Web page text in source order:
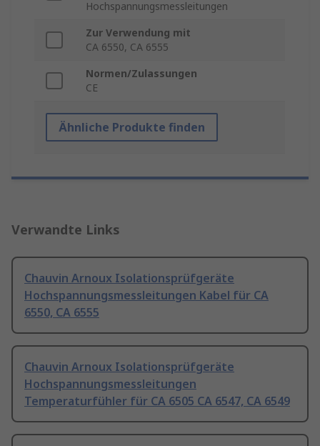
Hochspannungsmessleitungen
Zur Verwendung mit
CA 6550, CA 6555
Normen/Zulassungen
CE
Ähnliche Produkte finden
Verwandte Links
Chauvin Arnoux Isolationsprüfgeräte
Hochspannungsmessleitungen Kabel für CA
6550, CA 6555
Chauvin Arnoux Isolationsprüfgeräte
Hochspannungsmessleitungen
Temperaturfühler für CA 6505 CA 6547, CA 6549